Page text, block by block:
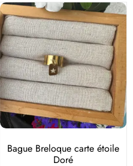
Bague Breloque carte étoile
Doré